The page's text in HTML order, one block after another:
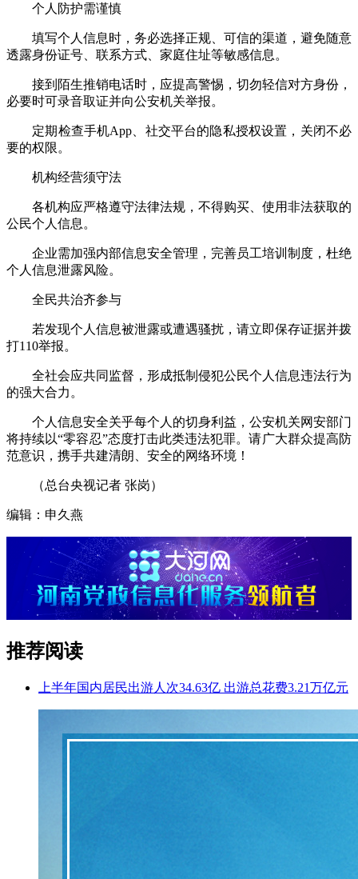
个人防护需谨慎
填写个人信息时，务必选择正规、可信的渠道，避免随意
透露身份证号、联系方式、家庭住址等敏感信息。
接到陌生推销电话时，应提高警惕，切勿轻信对方身份，
必要时可录音取证并向公安机关举报。
定期检查手机App、社交平台的隐私授权设置，关闭不必
要的权限。
机构经营须守法
各机构应严格遵守法律法规，不得购买、使用非法获取的
公民个人信息。
企业需加强内部信息安全管理，完善员工培训制度，杜绝
个人信息泄露风险。
全民共治齐参与
若发现个人信息被泄露或遭遇骚扰，请立即保存证据并拨
打110举报。
全社会应共同监督，形成抵制侵犯公民个人信息违法行为
的强大合力。
个人信息安全关乎每个人的切身利益，公安机关网安部门
将持续以“零容忍”态度打击此类违法犯罪。请广大群众提高防
范意识，携手共建清朗、安全的网络环境！
（总台央视记者 张岗）
编辑：申久燕
推荐阅读
上半年国内居民出游人次34.63亿 出游总花费3.21万亿元